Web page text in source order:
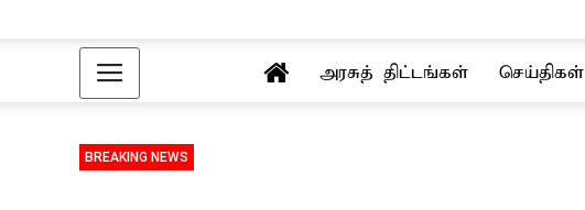
அரசுத் திட்டங்கள் செய்திகள்
BREAKING NEWS